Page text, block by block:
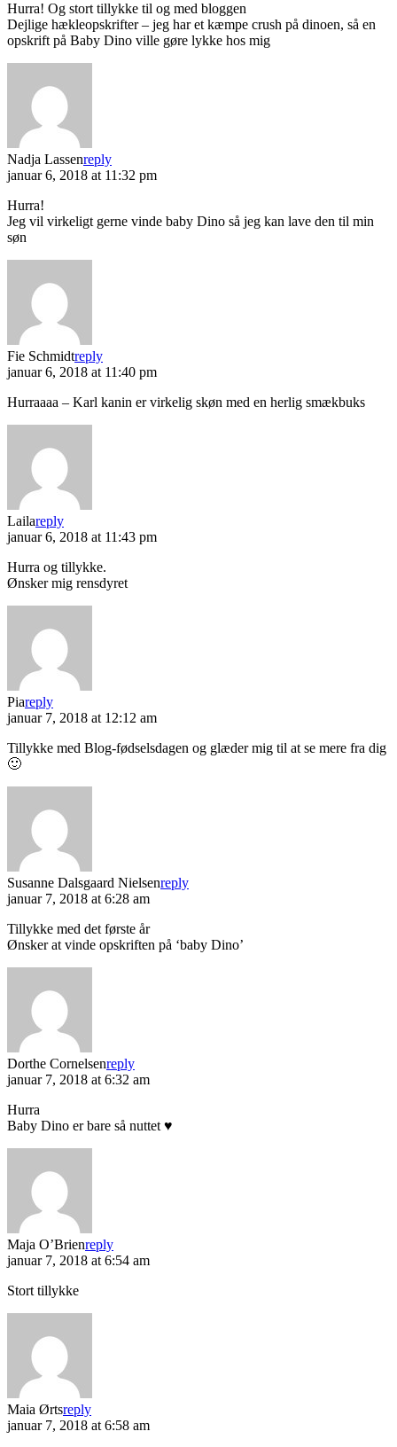
Hurra! Og stort tillykke til og med bloggen
Dejlige hækleopskrifter – jeg har et kæmpe crush på dinoen, så en
opskrift på Baby Dino ville gøre lykke hos mig
Nadja Lassenreply
januar 6, 2018 at 11:32 pm
Hurra!
Jeg vil virkeligt gerne vinde baby Dino så jeg kan lave den til min
søn
Fie Schmidtreply
januar 6, 2018 at 11:40 pm
Hurraaaa – Karl kanin er virkelig skøn med en herlig smækbuks
Lailareply
januar 6, 2018 at 11:43 pm
Hurra og tillykke.
Ønsker mig rensdyret
Piareply
januar 7, 2018 at 12:12 am
Tillykke med Blog-fødselsdagen og glæder mig til at se mere fra dig
🙂
Susanne Dalsgaard Nielsenreply
januar 7, 2018 at 6:28 am
Tillykke med det første år
Ønsker at vinde opskriften på ‘baby Dino’
Dorthe Cornelsenreply
januar 7, 2018 at 6:32 am
Hurra
Baby Dino er bare så nuttet ♥️
Maja O’Brienreply
januar 7, 2018 at 6:54 am
Stort tillykke
Maia Ørtsreply
januar 7, 2018 at 6:58 am